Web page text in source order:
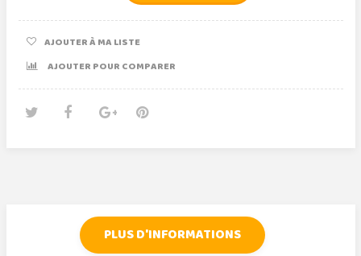
AJOUTER À MA LISTE
AJOUTER POUR COMPARER
PLUS D'INFORMATIONS